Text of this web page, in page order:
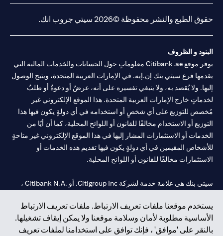
يستخدم موقعنا ملفات تعريف الارتباط. ملفات تعريف الارتباط
الأساسية مطلوبة لأمان وسلامة موقعنا ولا يمكن إيقاف تشغيلها.
بالنقر على 'موافق' ، فإنك توافق على استخدامنا لملفات تعريف
حقوق الطبع والنشر محفوظة ©2026 سيتي جروب انك.
البنود و الظروف
يوفر موقع Citibank.ae معلوماتٍ حول الحسابات والخدمات المالية التي
يقدمها فرع سيتي بنك إن.إيه. في الإمارات العربية المتحدة، ويتيح الوصول
إليها. ولا يُقصد به، ولا ينبغي تفسيره على أنه، عرضٌ أو دعوةٌ أو طلبٌ
لخدماتٍ خارج الإمارات العربية المتحدة. هذا الموقع الإلكتروني غير
مُخصص للتوزيع على أي شخصٍ أو استخدامه في أي دولةٍ يكون فيها هذا
التوزيع أو الاستخدام مخالفًا للقانون أو اللوائح المحلية، كما أن أيًا من
الخدمات أو الاستثمارات المشار إليها في هذا الموقع الإلكتروني غير متاحةٍ
للأشخاص المقيمين في أي دولةٍ يكون فيها تقديم هذه الخدمات أو
الاستثمارات مخالفًا للقانون أو اللوائح المحلية.
سيتي بنك هي علامة خدمة لشركة Citigroup Inc. أو .Citibank N.A ،
سيتي بنك إن. إيه. الإمارات مسجل لدى مصرف الإمارات المركزي تحت
أرقام التراخيص 202563 لفرع الوصل في دبي، 531989 لفرع مول